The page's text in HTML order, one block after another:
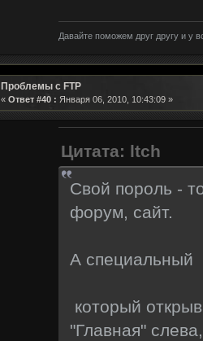
Давайте поможем друг другу и у
Проблемы с FTP
« Ответ #40 : Января 06, 2010, 10:43:09 »
Цитата: ltch
Свой пороль -
форум, сайт.
А специальный
который
"Главная"